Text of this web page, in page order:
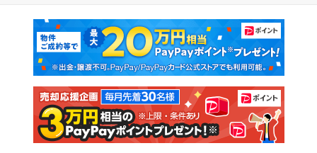
新築マンション 中古マンション
新築一戸建て 中古一戸建て
注文住宅 土地
売却査定
マンションカタログ 教えて！住まいの先生